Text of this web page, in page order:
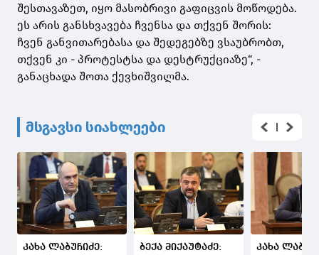
შესთავაზეთ, იყო მასობრივი გაფიცვის მოწოდება.
ეს არის განსხვავება ჩვენსა და თქვენ შორის:
ჩვენ განვითარებასა და შედეგებზე ვსაუბრობთ,
თქვენ კი - პროტესტსა და დესტრუქციაზე“, -
განაცხადა შოთა ქევხიშვილმა.
მსგავსი სიახლეები
კახა ლაბუჩიძე:
ბექა მიქაუტაძე:
კახა